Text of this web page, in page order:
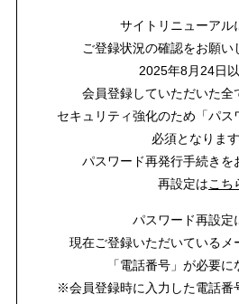
サイトリニューアル
ご登録状況の確認をお願い
2025年8月24日
会員登録していただいた全
セキュリティ強化のため「パス
必須となります
パスワード再発行手続きを
再設定はこち
パスワード再設定
現在ご登録いただいているメ
「電話番号」が必要に
※会員登録時に入力した電話番